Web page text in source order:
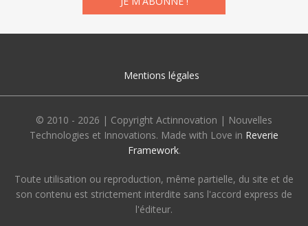
Mentions légales
© 2010 - 2026 | Copyright Actinnovation | Nouvelles
Technologies et Innovations. Made with Love in Reverie
Framework.
Toute utilisation ou reproduction, même partielle, du site et de
son contenu est strictement interdite sans l'accord express de
l'éditeur.